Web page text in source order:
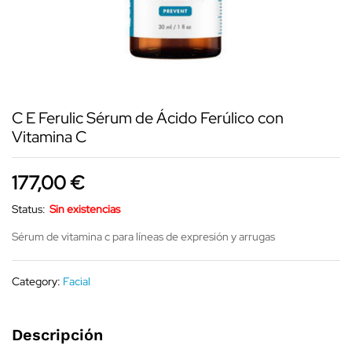
C E Ferulic Sérum de Ácido Ferúlico con
Vitamina C
177,00€
Status: Sin existencias
Sérum de vitamina c para líneas de expresión y arrugas
Category: Facial
Descripción